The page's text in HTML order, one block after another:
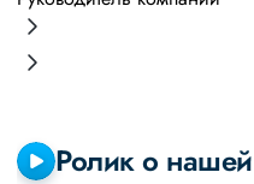
Ролик о